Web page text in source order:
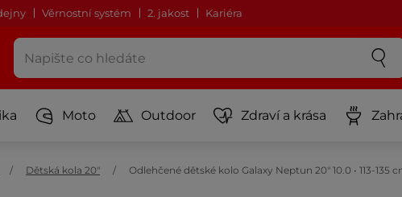
Věrnostní systém 2. jakost Kariéra
Moto Outdoor Zdraví a krása
Dětská kola 20" Odlehčené dětské kolo Galaxy Neptun 20" 10.0 • 113-135